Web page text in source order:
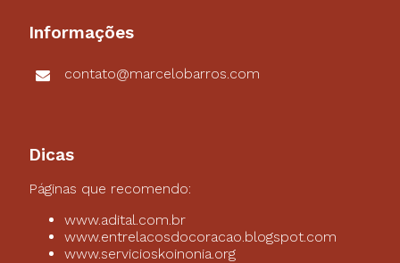
Informações
contato@marcelobarros.com
Dicas
Páginas que recomendo:
www.adital.com.br
www.entrelacosdocoracao.blogspot.com
www.servicioskoinonia.org